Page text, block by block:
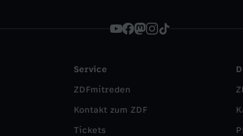
Service
ZDFmitreden
Kontakt zum ZDF
Tickets